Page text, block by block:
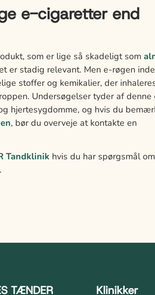
e-cigaretter end
som er lige så skadeligt som
er stadig relevant. Men e-røgen
stoffer og kemikalier, der
Undersøgelser tyder af denne
hjertesygdomme, og hvis du
, bør du overveje at kontakte en
Tandklinik hvis du har spørgsmål
TÆNDER Klinikker